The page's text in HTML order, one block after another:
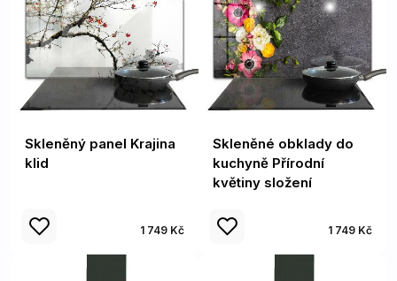
Skleněný panel Krajina
klid
1 749 Kč
Skleněné obklady do
kuchyně Přírodní
květiny složení
1 749 Kč